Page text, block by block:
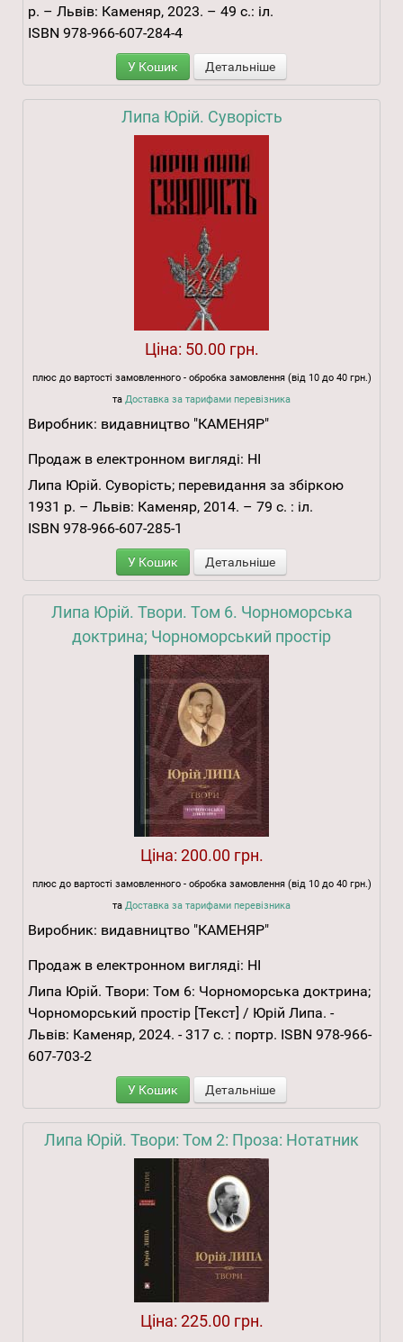
р. – Львів: Каменяр, 2023. – 49 с.: іл.
ISBN 978-966-607-284-4
У Кошик Детальніше
Липа Юрій. Суворість
Ціна: 50.00 грн.
плюс до вартості замовленного - обробка замовлення (від 10 до 40 грн.)
та Доставка за тарифами перевізника
Виробник: видавництво "КАМЕНЯР"
Продаж в електронном вигляді: НІ
Липа Юрій. Суворість; перевидання за збіркою
1931 р. – Львів: Каменяр, 2014. – 79 с. : іл.
ISBN 978-966-607-285-1
У Кошик Детальніше
Липа Юрій. Твори. Том 6. Чорноморська
доктрина; Чорноморський простір
Ціна: 200.00 грн.
плюс до вартості замовленного - обробка замовлення (від 10 до 40 грн.)
та Доставка за тарифами перевізника
Виробник: видавництво "КАМЕНЯР"
Продаж в електронном вигляді: НІ
Липа Юрій. Твори: Том 6: Чорноморська доктрина;
Чорноморський простір [Текст] / Юрій Липа. -
Львів: Каменяр, 2024. - 317 с. : портр. ISBN 978-966-
607-703-2
У Кошик Детальніше
Липа Юрій. Твори: Том 2: Проза: Нотатник
Ціна: 225.00 грн.